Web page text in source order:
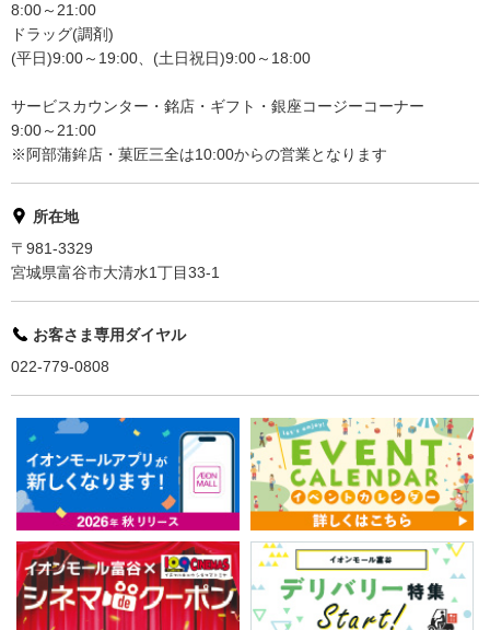
8:00～21:00
ドラッグ(調剤)
(平日)9:00～19:00、(土日祝日)9:00～18:00
サービスカウンター・銘店・ギフト・銀座コージーコーナー
9:00～21:00
※阿部蒲鉾店・菓匠三全は10:00からの営業となります
所在地
〒981-3329
宮城県富谷市大清水1丁目33-1
お客さま専用ダイヤル
022-779-0808